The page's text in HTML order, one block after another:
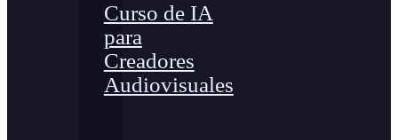
Curso de IA
para
Creadores
Audiovisuales